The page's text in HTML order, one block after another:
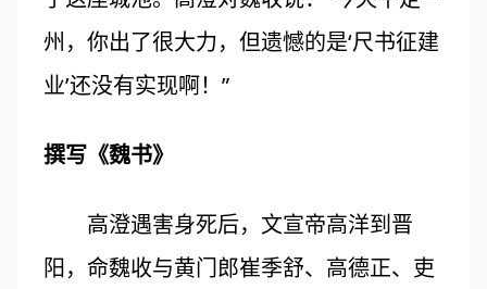
州，你出了很大力，但遗憾的是‘尺书征建
业’还没有实现啊！”
撰写《魏书》
高澄遇害身死后，文宣帝高洋到晋
阳，命魏收与黄门郎崔季舒、高德正、吏